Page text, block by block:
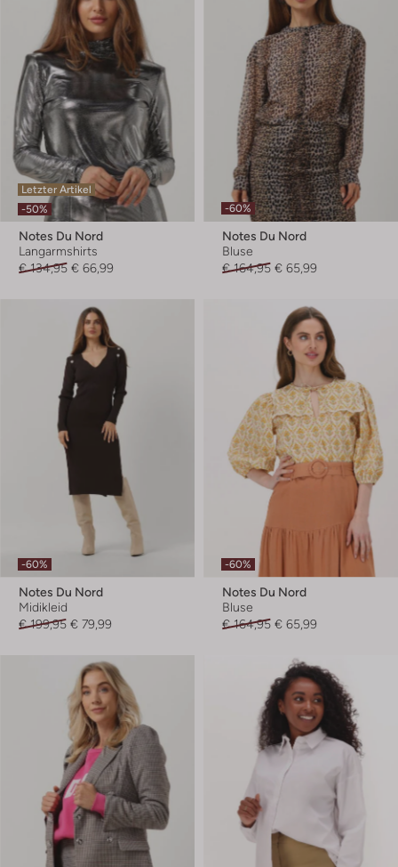
Letzter Artikel
-50%
Notes Du Nord
Langarmshirts
€ 134,95 € 66,99
-60%
Notes Du Nord
Bluse
€ 164,95 € 65,99
-60%
Notes Du Nord
Midikleid
€ 199,95 € 79,99
-60%
Notes Du Nord
Bluse
€ 164,95 € 65,99